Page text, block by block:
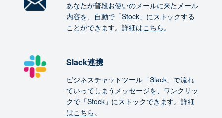
あなたが普段お使いのメールに来たメール
内容を、自動で「Stock」にストックする
ことができます。詳細はこちら。
Slack連携
ビジネスチャットツール「Slack」で流れ
ていってしまうメッセージを、ワンクリッ
クで「Stock」にストックできます。詳細
はこちら。